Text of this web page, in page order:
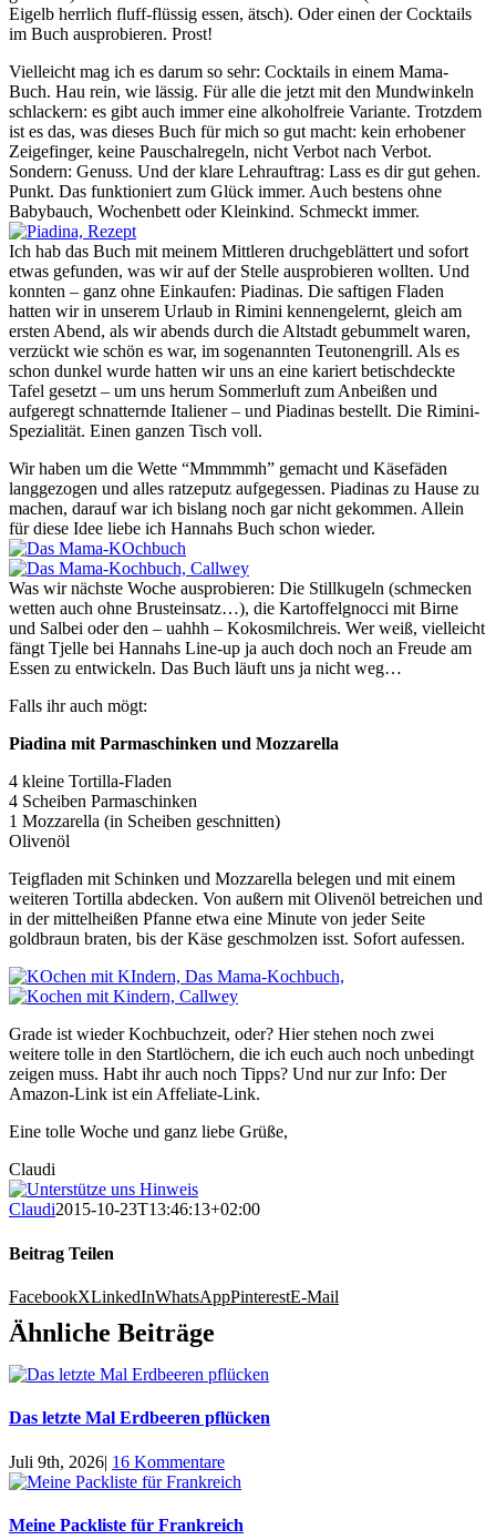
Eigelb herrlich fluff-flüssig essen, ätsch). Oder einen der Cocktails
im Buch ausprobieren. Prost!
Vielleicht mag ich es darum so sehr: Cocktails in einem Mama-
Buch. Hau rein, wie lässig. Für alle die jetzt mit den Mundwinkeln
schlackern: es gibt auch immer eine alkoholfreie Variante. Trotzdem
ist es das, was dieses Buch für mich so gut macht: kein erhobener
Zeigefinger, keine Pauschalregeln, nicht Verbot nach Verbot.
Sondern: Genuss. Und der klare Lehrauftrag: Lass es dir gut gehen.
Punkt. Das funktioniert zum Glück immer. Auch bestens ohne
Babybauch, Wochenbett oder Kleinkind. Schmeckt immer.
Ich hab das Buch mit meinem Mittleren druchgeblättert und sofort
etwas gefunden, was wir auf der Stelle ausprobieren wollten. Und
konnten – ganz ohne Einkaufen: Piadinas. Die saftigen Fladen
hatten wir in unserem Urlaub in Rimini kennengelernt, gleich am
ersten Abend, als wir abends durch die Altstadt gebummelt waren,
verzückt wie schön es war, im sogenannten Teutonengrill. Als es
schon dunkel wurde hatten wir uns an eine kariert betischdeckte
Tafel gesetzt – um uns herum Sommerluft zum Anbeißen und
aufgeregt schnatternde Italiener – und Piadinas bestellt. Die Rimini-
Spezialität. Einen ganzen Tisch voll.
Wir haben um die Wette “Mmmmmh” gemacht und Käsefäden
langgezogen und alles ratzeputz aufgegessen. Piadinas zu Hause zu
machen, darauf war ich bislang noch gar nicht gekommen. Allein
für diese Idee liebe ich Hannahs Buch schon wieder.
Was wir nächste Woche ausprobieren: Die Stillkugeln (schmecken
wetten auch ohne Brusteinsatz…), die Kartoffelgnocci mit Birne
und Salbei oder den – uahhh – Kokosmilchreis. Wer weiß, vielleicht
fängt Tjelle bei Hannahs Line-up ja auch doch noch an Freude am
Essen zu entwickeln. Das Buch läuft uns ja nicht weg…
Falls ihr auch mögt:
Piadina mit Parmaschinken und Mozzarella
4 kleine Tortilla-Fladen
4 Scheiben Parmaschinken
1 Mozzarella (in Scheiben geschnitten)
Olivenöl
Teigfladen mit Schinken und Mozzarella belegen und mit einem
weiteren Tortilla abdecken. Von außern mit Olivenöl betreichen und
in der mittelheißen Pfanne etwa eine Minute von jeder Seite
goldbraun braten, bis der Käse geschmolzen isst. Sofort aufessen.
Grade ist wieder Kochbuchzeit, oder? Hier stehen noch zwei
weitere tolle in den Startlöchern, die ich euch auch noch unbedingt
zeigen muss. Habt ihr auch noch Tipps? Und nur zur Info: Der
Amazon-Link ist ein Affeliate-Link.
Eine tolle Woche und ganz liebe Grüße,
Claudi
Claudi2015-10-23T13:46:13+02:00
Beitrag Teilen
FacebookXLinkedInWhatsAppPinterestE-Mail
Ähnliche Beiträge
Das letzte Mal Erdbeeren pflücken
Juli 9th, 2026| 16 Kommentare
Meine Packliste für Frankreich